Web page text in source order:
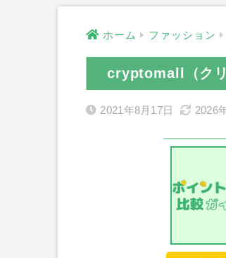
ホーム ファッション
cryptomall（ク
2021年8月17日 2026